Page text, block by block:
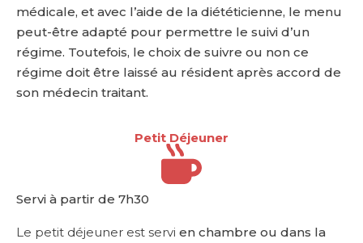
médicale, et avec l’aide de la diététicienne, le menu
peut-être adapté pour permettre le suivi d’un
régime. Toutefois, le choix de suivre ou non ce
régime doit être laissé au résident après accord de
son médecin traitant.
Petit Déjeuner
Servi à partir de 7h30
Le petit déjeuner est servi en chambre ou dans la